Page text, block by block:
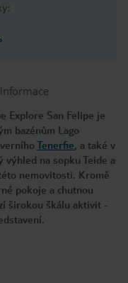
informace
Explore San Felipe je
bazénům Lago
Tenerfie, a také v
výhled na sopku Teide a
nemovitosti. Kromě
pokoje a chutnou
širokou škálu aktivit -